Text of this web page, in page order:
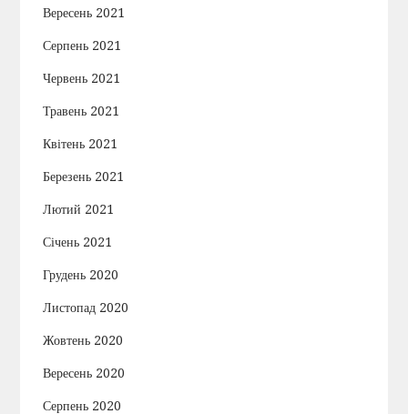
Вересень 2021
Серпень 2021
Червень 2021
Травень 2021
Квітень 2021
Березень 2021
Лютий 2021
Січень 2021
Грудень 2020
Листопад 2020
Жовтень 2020
Вересень 2020
Серпень 2020